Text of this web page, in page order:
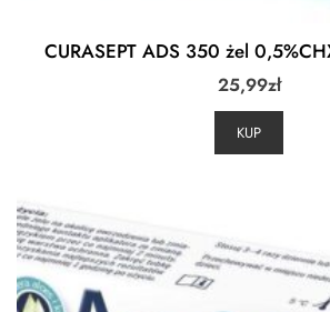
CURASEPT ADS 350 żel
25,99zł
KUP